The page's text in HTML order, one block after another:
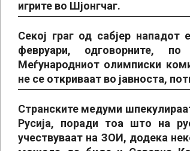
игрите во Шјонгчаг.
Секој граг од сабјер
февруари, одговорните,
Меѓународниот олимписки
не се откриваат во јавноста,
Странските медуми
Русија, поради тоа што на
учествуваат на ЗОИ, додека